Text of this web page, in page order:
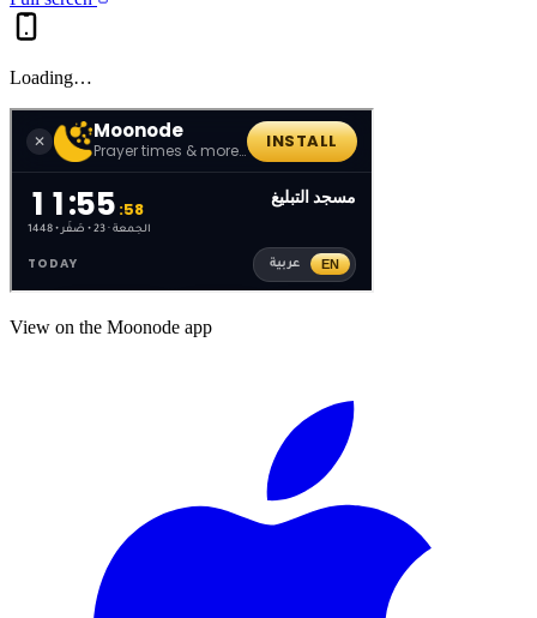
Loading…
View on the Moonode app